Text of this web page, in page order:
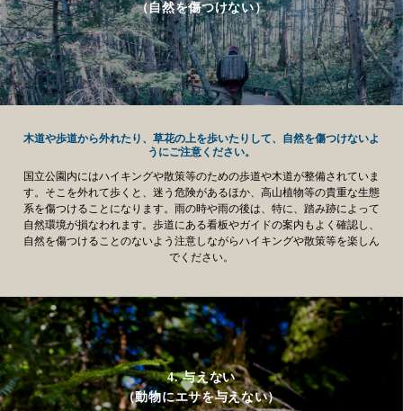
（自然を傷つけない）
木道や歩道から外れたり、草花の上を歩いたりして、自然を傷つけないよ
うにご注意ください。
国立公園内にはハイキングや散策等のための歩道や木道が整備されていま
す。そこを外れて歩くと、迷う危険があるほか、高山植物等の貴重な生態
系を傷つけることになります。雨の時や雨の後は、特に、踏み跡によって
自然環境が損なわれます。歩道にある看板やガイドの案内もよく確認し、
自然を傷つけることのないよう注意しながらハイキングや散策等を楽しん
でください。
4. 与えない
（動物にエサを与えない）